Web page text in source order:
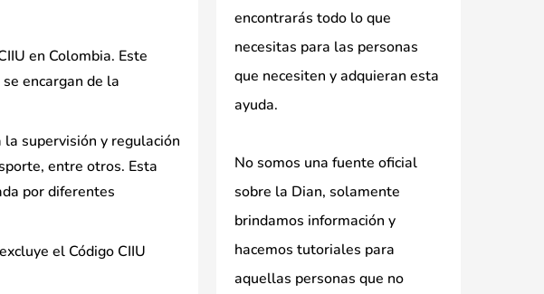
en Colombia. Este
encargan de la
supervisión y regulación
entre otros. Esta
por diferentes
el Código CIIU
encontrarás todo lo que
necesitas para las personas
que necesiten y adquieran esta
ayuda.
No somos una fuente oficial
sobre la Dian, solamente
brindamos información y
hacemos tutoriales para
aquellas personas que no